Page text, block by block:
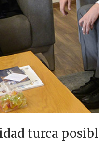
turca